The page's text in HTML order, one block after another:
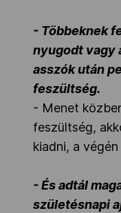
- Többeknek
nyugodt vagy
asszók után
feszültség.
- Menet
feszültség,
kiadni, a
- És adtál
születésnapi